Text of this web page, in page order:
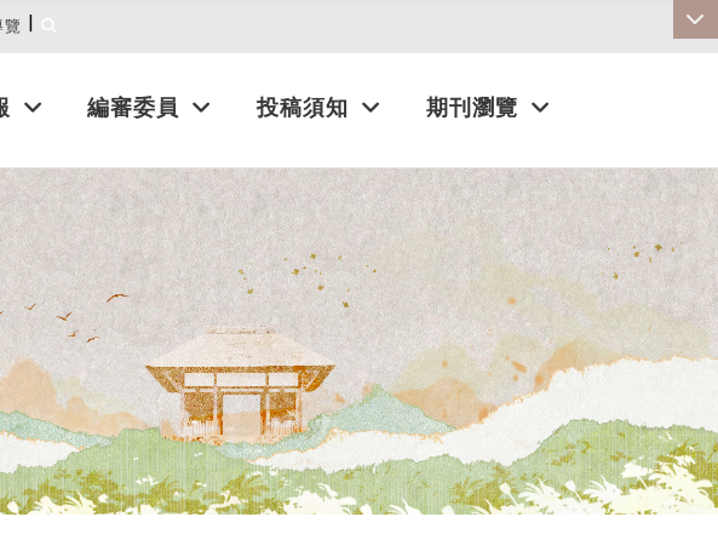
編審委員 投稿須知 期刊瀏覽
覽 |